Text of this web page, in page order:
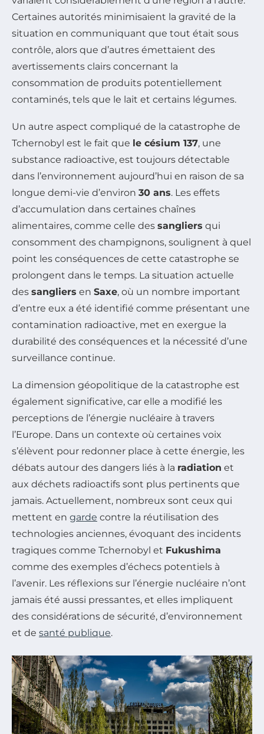
Certaines autorités minimisaient la gravité de la
situation en communiquant que tout était sous
contrôle, alors que d’autres émettaient des
avertissements clairs concernant la
consommation de produits potentiellement
contaminés, tels que le lait et certains légumes.
Un autre aspect compliqué de la catastrophe de
Tchernobyl est le fait que le césium 137, une
substance radioactive, est toujours détectable
dans l’environnement aujourd’hui en raison de sa
longue demi-vie d’environ 30 ans. Les effets
d’accumulation dans certaines chaînes
alimentaires, comme celle des sangliers qui
consomment des champignons, soulignent à quel
point les conséquences de cette catastrophe se
prolongent dans le temps. La situation actuelle
des sangliers en Saxe, où un nombre important
d’entre eux a été identifié comme présentant une
contamination radioactive, met en exergue la
durabilité des conséquences et la nécessité d’une
surveillance continue.
La dimension géopolitique de la catastrophe est
également significative, car elle a modifié les
perceptions de l’énergie nucléaire à travers
l’Europe. Dans un contexte où certaines voix
s’élèvent pour redonner place à cette énergie, les
débats autour des dangers liés à la radiation et
aux déchets radioactifs sont plus pertinents que
jamais. Actuellement, nombreux sont ceux qui
mettent en garde contre la réutilisation des
technologies anciennes, évoquant des incidents
tragiques comme Tchernobyl et Fukushima
comme des exemples d’échecs potentiels à
l’avenir. Les réflexions sur l’énergie nucléaire n’ont
jamais été aussi pressantes, et elles impliquent
des considérations de sécurité, d’environnement
et de santé publique.